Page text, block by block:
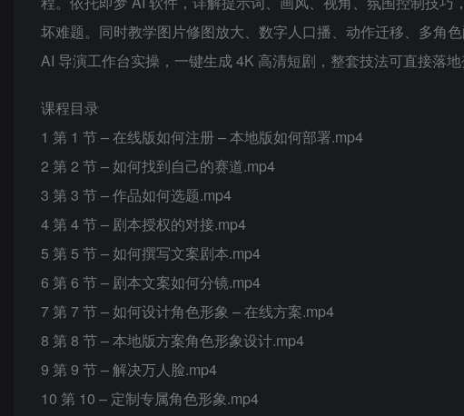
坏难题。同时教学图片修图放大、数字人口播、动作迁移、多角
AI 导演工作台实操，一键生成 4K 高清短剧，整套技法可直接落地
课程目录
1 第 1 节 – 在线版如何注册 – 本地版如何部署.mp4
2 第 2 节 – 如何找到自己的赛道.mp4
3 第 3 节 – 作品如何选题.mp4
4 第 4 节 – 剧本授权的对接.mp4
5 第 5 节 – 如何撰写文案剧本.mp4
6 第 6 节 – 剧本文案如何分镜.mp4
7 第 7 节 – 如何设计角色形象 – 在线方案.mp4
8 第 8 节 – 本地版方案角色形象设计.mp4
9 第 9 节 – 解决万人脸.mp4
10 第 10 – 定制专属角色形象.mp4